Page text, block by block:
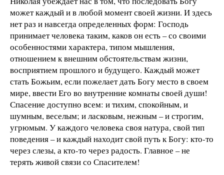
может каждый и в любой момент своей жизни. И здесь
нет раз и навсегда определенных форм: Господь
принимает человека таким, каков он есть – со своими
особенностями характера, типом мышления,
отношением к внешним обстоятельствам жизни,
восприятием прошлого и будущего. Каждый может
стать Божьим, если пожелает дать Богу место в своем
мире, ввести Его во внутренние комнаты своей души!
Спасение доступно всем: и тихим, спокойным, и
шумным, веселым; и ласковым, нежным – и строгим,
угрюмым. У каждого человека своя натура, свой тип
поведения – и каждый находит свой путь к Богу: кто-то
через слезы, а кто-то через радость. Главное – не
терять живой связи со Спасителем!